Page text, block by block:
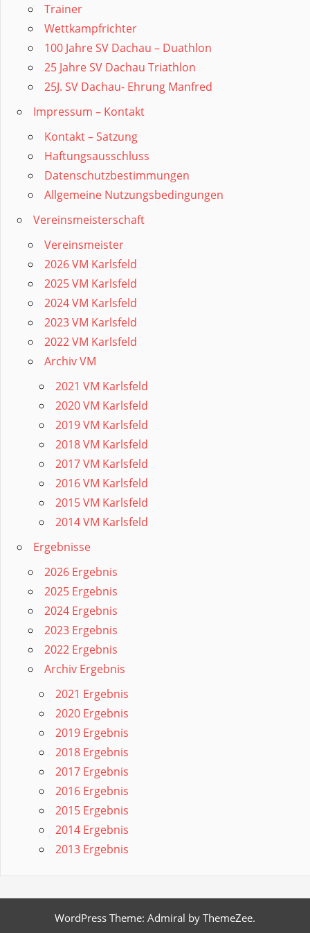
Trainer
Wettkampfrichter
100 Jahre SV Dachau – Duathlon
25 Jahre SV Dachau Triathlon
25J. SV Dachau- Ehrung Manfred
Impressum – Kontakt
Kontakt – Satzung
Haftungsausschluss
Datenschutzbestimmungen
Allgemeine Nutzungsbedingungen
Vereinsmeisterschaft
Vereinsmeister
2026 VM Karlsfeld
2025 VM Karlsfeld
2024 VM Karlsfeld
2023 VM Karlsfeld
2022 VM Karlsfeld
Archiv VM
2021 VM Karlsfeld
2020 VM Karlsfeld
2019 VM Karlsfeld
2018 VM Karlsfeld
2017 VM Karlsfeld
2016 VM Karlsfeld
2015 VM Karlsfeld
2014 VM Karlsfeld
Ergebnisse
2026 Ergebnis
2025 Ergebnis
2024 Ergebnis
2023 Ergebnis
2022 Ergebnis
Archiv Ergebnis
2021 Ergebnis
2020 Ergebnis
2019 Ergebnis
2018 Ergebnis
2017 Ergebnis
2016 Ergebnis
2015 Ergebnis
2014 Ergebnis
2013 Ergebnis
WordPress Theme: Admiral by ThemeZee.